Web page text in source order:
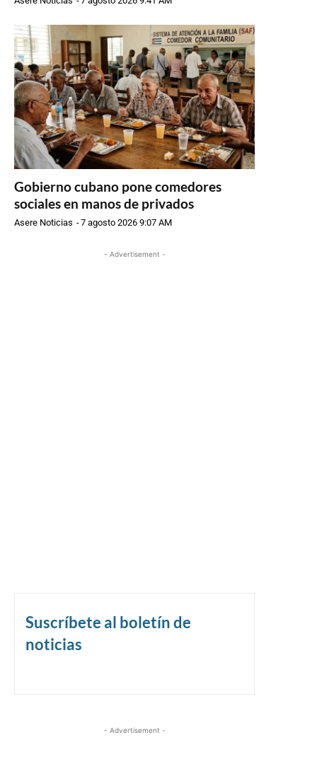
Gobierno cubano pone comedores
sociales en manos de privados
Asere Noticias -7 agosto 2026 9:07 AM
- Advertisement -
Suscríbete al boletín de
noticias
- Advertisement -